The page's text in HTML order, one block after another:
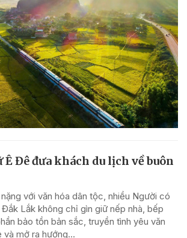
Đê đưa khách du lịch về buôn
với văn hóa dân tộc, nhiều Người có
Lắk không chỉ gìn giữ nếp nhà, bếp
bảo tồn bản sắc, truyền tình yêu văn
mở ra hướng...